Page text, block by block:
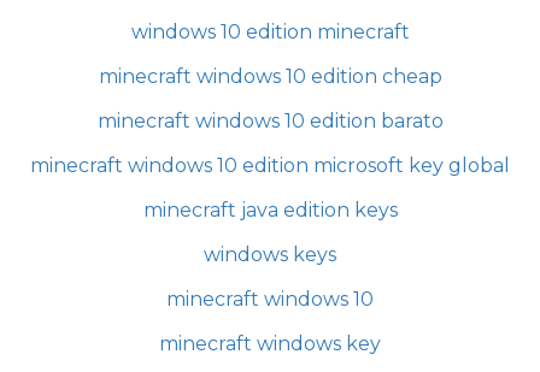
windows 10 edition minecraft
minecraft windows 10 edition cheap
minecraft windows 10 edition barato
minecraft windows 10 edition microsoft key global
minecraft java edition keys
windows keys
minecraft windows 10
minecraft windows key